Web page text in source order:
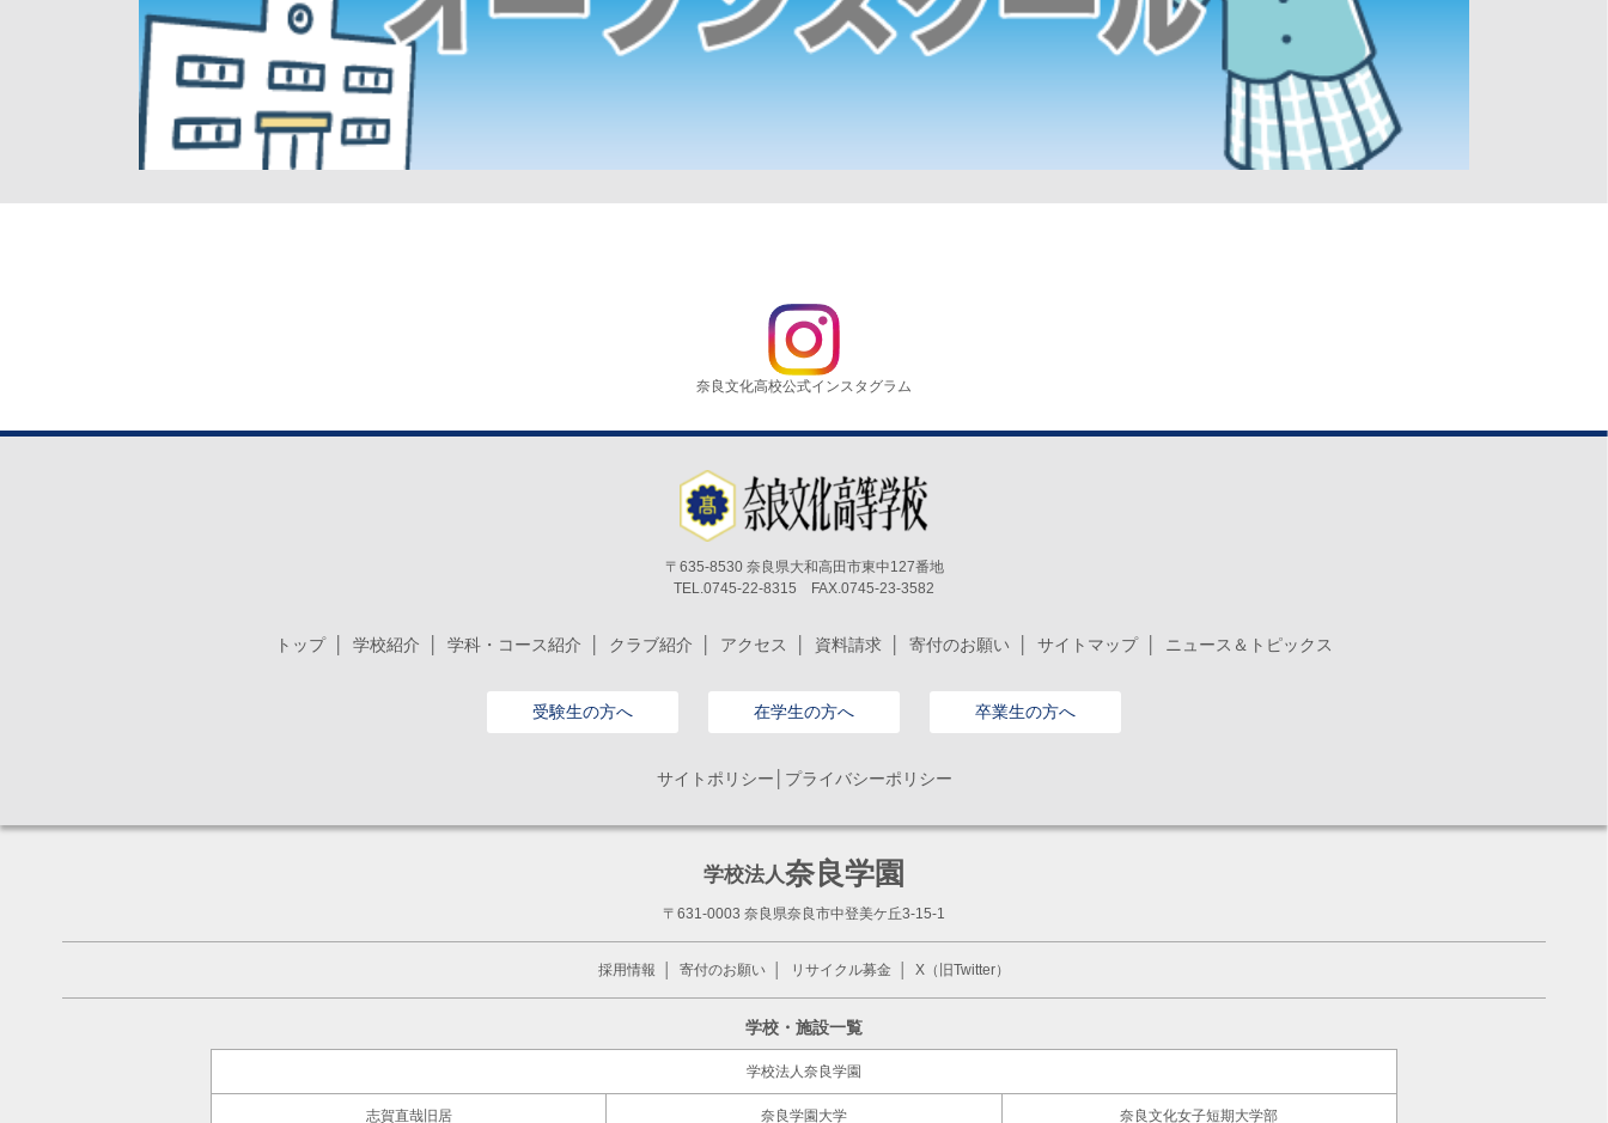
奈良文化高校公式インスタグラム
〒635-8530 奈良県大和高田市東中127番地
TEL.0745-22-8315 FAX.0745-23-3582
トップ 学校紹介 学科・コース紹介 クラブ紹介 アクセス 資料請求 寄付のお願い サイトマップ ニュース＆トピックス
受験生の方へ 在学生の方へ 卒業生の方へ
サイトポリシー│プライバシーポリシー
学校法人奈良学園
〒631-0003 奈良県奈良市中登美ケ丘3-15-1
採用情報 寄付のお願い リサイクル募金 X（旧Twitter）
学校・施設一覧
学校法人奈良学園
志賀直哉旧居 奈良学園大学 奈良文化女子短期大学部